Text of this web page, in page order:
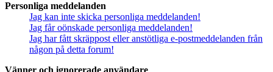
Personliga meddelanden
Jag kan inte skicka personliga meddelanden!
Jag får oönskade personliga meddelanden!
Jag har fått skräppost eller anstötliga e-postmeddelanden från
någon på detta forum!